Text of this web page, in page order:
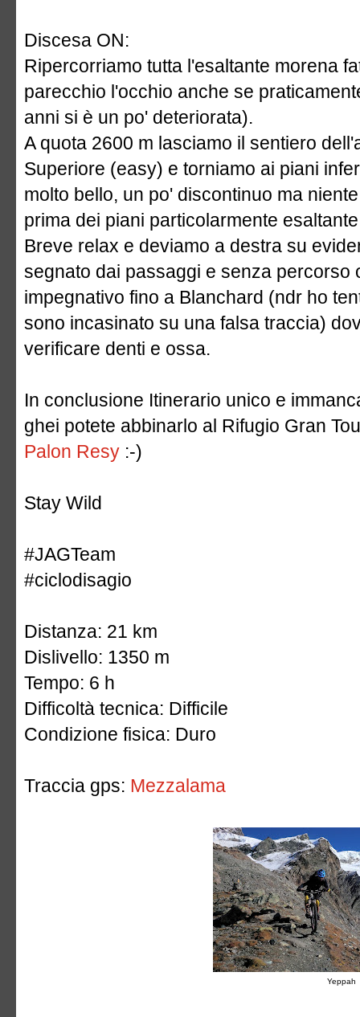
Discesa ON:
Ripercorriamo tutta l'esaltante morena
parecchio l'occhio anche se
anni si è un po' deteriorata).
A quota 2600 m lasciamo il sentiero
Superiore (easy) e torniamo ai piani
molto bello, un po' discontinuo ma
prima dei piani particolarmente
Breve relax e deviamo a destra su
segnato dai passaggi e senza percorso
impegnativo fino a Blanchard (ndr ho
sono incasinato su una falsa traccia)
verificare denti e ossa.
In conclusione Itinerario unico e
ghei potete abbinarlo al Rifugio Gran
Palon Resy :-)
Stay Wild
#JAGTeam
#ciclodisagio
Distanza: 21 km
Dislivello: 1350 m
Tempo: 6 h
Difficoltà tecnica: Difficile
Condizione fisica: Duro
Traccia gps: Mezzalama
Yeppah